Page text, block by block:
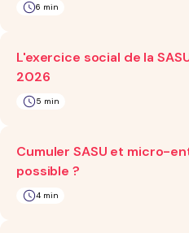
6 min
L'exercice social de la
2026
5 min
Cumuler SASU et micro-
possible ?
4 min